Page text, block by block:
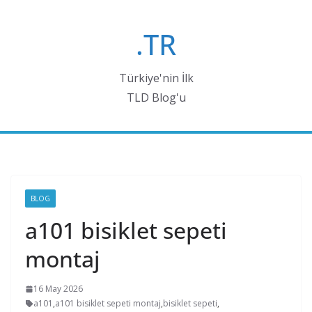
.TR
Türkiye'nin İlk
TLD Blog'u
BLOG
a101 bisiklet sepeti
montaj
16 May 2026
a101 ,a101 bisiklet sepeti montaj,bisiklet sepeti,